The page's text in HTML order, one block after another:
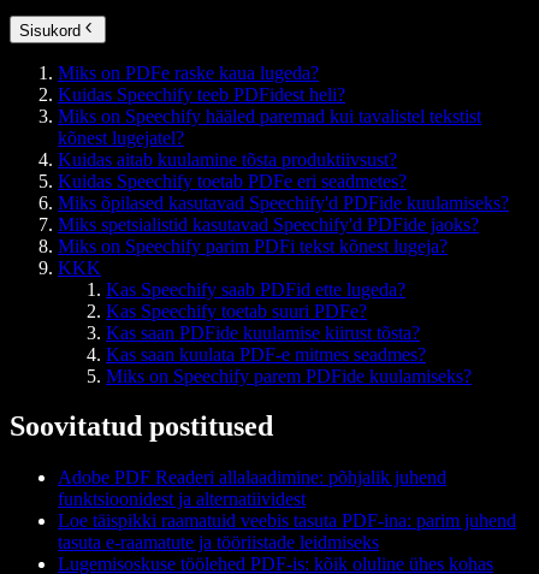
Sisukord
Miks on PDFe raske kaua lugeda?
Kuidas Speechify teeb PDFidest heli?
Miks on Speechify hääled paremad kui tavalistel tekstist
kõnest lugejatel?
Kuidas aitab kuulamine tõsta produktiivsust?
Kuidas Speechify toetab PDFe eri seadmetes?
Miks õpilased kasutavad Speechify'd PDFide kuulamiseks?
Miks spetsialistid kasutavad Speechify'd PDFide jaoks?
Miks on Speechify parim PDFi tekst kõnest lugeja?
KKK
Kas Speechify saab PDFid ette lugeda?
Kas Speechify toetab suuri PDFe?
Kas saan PDFide kuulamise kiirust tõsta?
Kas saan kuulata PDF-e mitmes seadmes?
Miks on Speechify parem PDFide kuulamiseks?
Soovitatud postitused
Adobe PDF Readeri allalaadimine: põhjalik juhend
funktsioonidest ja alternatiividest
Loe täispikki raamatuid veebis tasuta PDF-ina: parim juhend
tasuta e-raamatute ja tööriistade leidmiseks
Lugemisoskuse töölehed PDF-is: kõik oluline ühes kohas